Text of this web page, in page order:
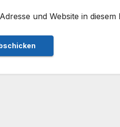
und Website in